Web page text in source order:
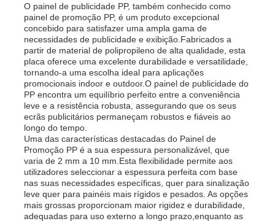
O painel de publicidade PP, também conhecido como
painel de promoção PP, é um produto excepcional
concebido para satisfazer uma ampla gama de
necessidades de publicidade e exibição.Fabricados a
partir de material de polipropileno de alta qualidade, esta
placa oferece uma excelente durabilidade e versatilidade,
tornando-a uma escolha ideal para aplicações
promocionais indoor e outdoor.O painel de publicidade do
PP encontra um equilíbrio perfeito entre a conveniência
leve e a resistência robusta, assegurando que os seus
ecrãs publicitários permaneçam robustos e fiáveis ao
longo do tempo.
Uma das características destacadas do Painel de
Promoção PP é a sua espessura personalizável, que
varia de 2 mm a 10 mm.Esta flexibilidade permite aos
utilizadores seleccionar a espessura perfeita com base
nas suas necessidades específicas, quer para sinalização
leve quer para painéis mais rígidos e pesados. As opções
mais grossas proporcionam maior rigidez e durabilidade,
adequadas para uso externo a longo prazo,enquanto as